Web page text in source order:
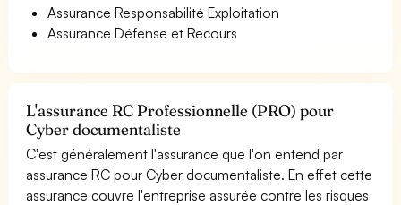
Assurance Responsabilité Exploitation
Assurance Défense et Recours
L'assurance RC Professionnelle (PRO) pour
Cyber documentaliste
C'est généralement l'assurance que l'on entend par
assurance RC pour Cyber documentaliste. En effet cette
assurance couvre l'entreprise assurée contre les risques